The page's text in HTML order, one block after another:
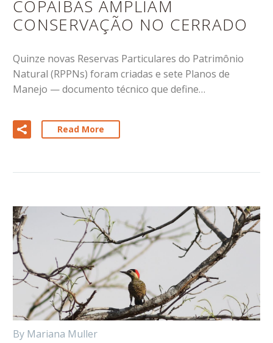
COPAÍBAS AMPLIAM
CONSERVAÇÃO NO CERRADO
Quinze novas Reservas Particulares do Patrimônio
Natural (RPPNs) foram criadas e sete Planos de
Manejo — documento técnico que define…
Read More
By Mariana Muller